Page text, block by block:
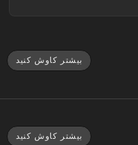
بیشتر کاوش کنید
بیشتر کاوش کنید